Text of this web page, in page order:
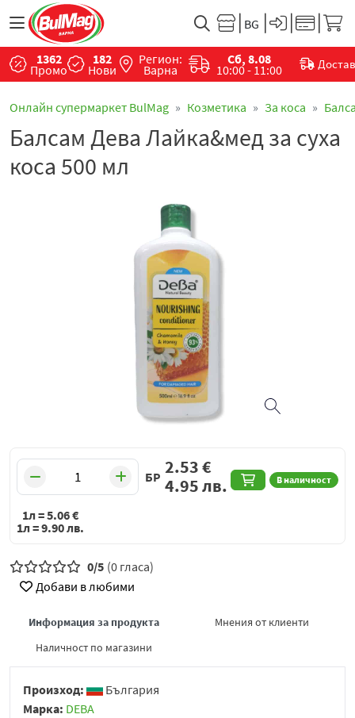
1362
Промо
182
Нови
Регион:
Варна
Сб, 8.08
10:00 - 11:00
Онлайн супермаркет BulMag Козметика За коса
Балсам Дева Лайка&мед за суха
коса 500 мл
БР В наличност
2.53€
4.95лв.
1л =5.06€
1л =9.90лв.
0/5 (0 гласа)
Добави в любими
Информация за продукта
Мнения от клиенти
Наличност по магазини
Произход:
България
Марка: DEBA